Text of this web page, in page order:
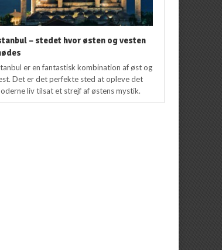
– stedet hvor østen og vesten
er en fantastisk kombination af øst og
Det er det perfekte sted at opleve det
liv tilsat et strejf af østens mystik.